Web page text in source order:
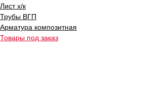
Лист х/к
Трубы ВГП
Арматура композитная
Товары под заказ